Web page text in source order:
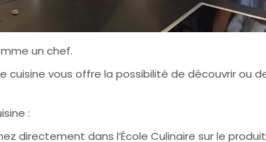
un chef.
cuisine vous offre la possibilité de découvrir ou
:
directement dans l’École Culinaire sur le